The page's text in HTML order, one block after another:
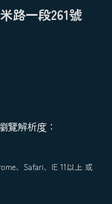
路一段261號
覽解析度：
、Safari、IE 11以上 或